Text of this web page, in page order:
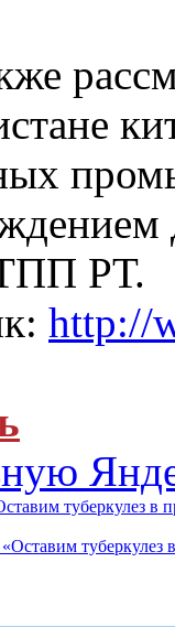
РТ.
http://
туберкулез в